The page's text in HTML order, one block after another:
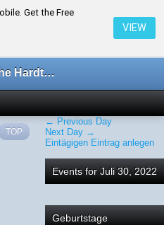
Get the Free
VIEW
USB - The Hardtechno Family
← Previous Day
Next Day →
Eintägigen Eintrag anlegen
Events for Juli 30, 2022
Geburtstage
TOP